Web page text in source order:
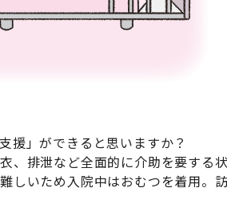
援」ができると思いますか？
、排泄など全面的に介助を要する
しいため入院中はおむつを着用。